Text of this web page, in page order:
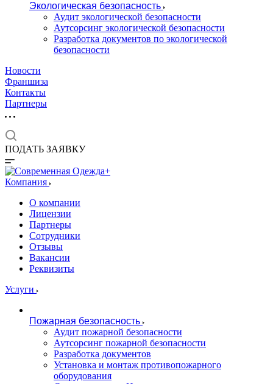
Экологическая безопасность
Аудит экологической безопасности
Аутсорсинг экологической безопасности
Разработка документов по экологической
безопасности
Новости
Франшиза
Контакты
Партнеры
ПОДАТЬ ЗАЯВКУ
Компания
О компании
Лицензии
Партнеры
Сотрудники
Отзывы
Вакансии
Реквизиты
Услуги
Пожарная безопасность
Аудит пожарной безопасности
Аутсорсинг пожарной безопасности
Разработка документов
Установка и монтаж противопожарного
оборудования